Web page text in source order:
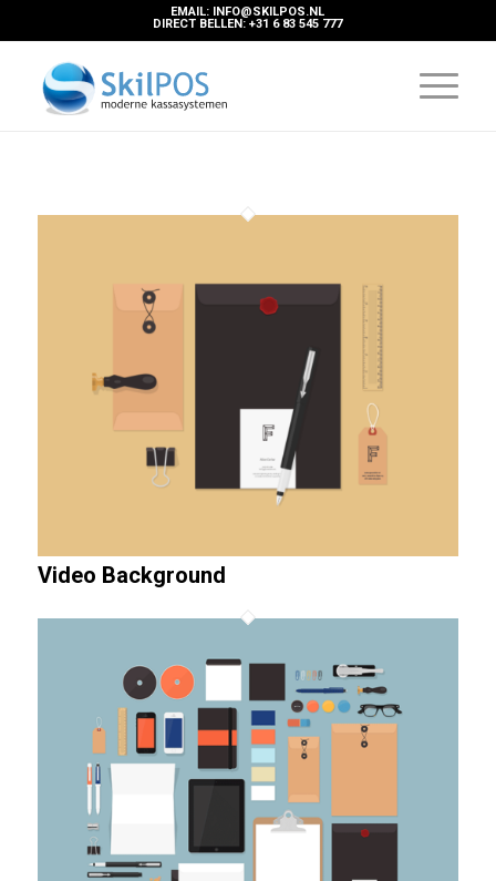
EMAIL: INFO@SKILPOS.NL
DIRECT BELLEN: +31 6 83 545 777
Video Background